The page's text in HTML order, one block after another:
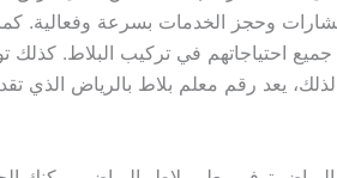
وحجز الخدمات بسرعة وفعالية.
احتياجاتهم في تركيب البلاط. كذلك
يعد رقم معلم بلاط بالرياض